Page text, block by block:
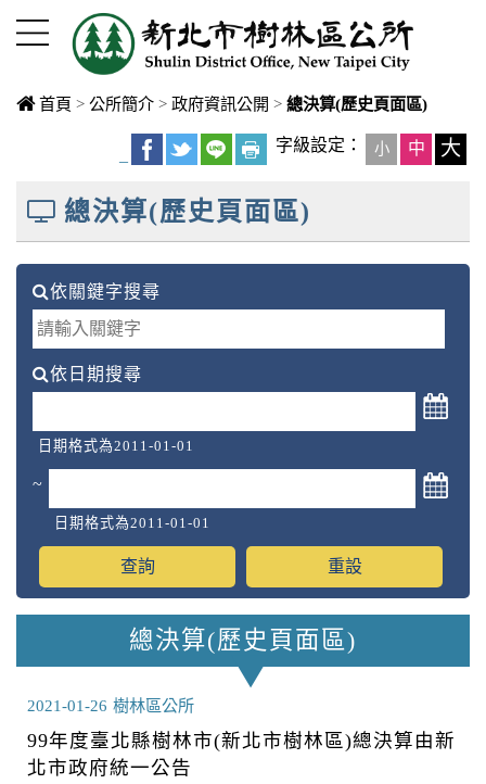
進入內容區塊
首頁 > 公所簡介 > 政府資訊公開 > 總決算(歷史頁面區)
字級設定： 小 中 大
總決算(歷史頁面區)
依關鍵字搜尋
依日期搜尋
日期格式為2011-01-01
~
日期格式為2011-01-01
總決算(歷史頁面區)
2021-01-26 樹林區公所
99年度臺北縣樹林市(新北市樹林區)總決算由新
北市政府統一公告